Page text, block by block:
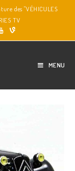
des "VÉHICULES
TV
MENU